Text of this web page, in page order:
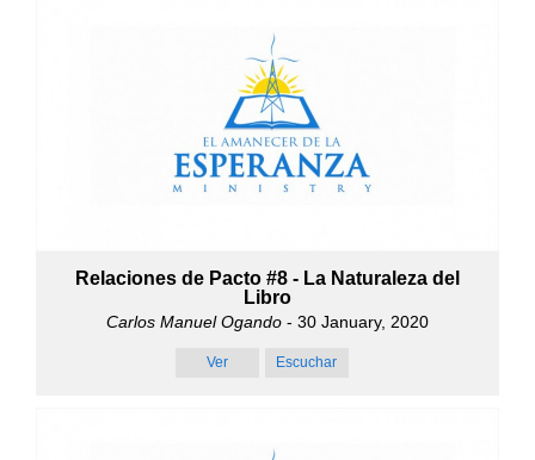
Relaciones de Pacto #8 - La Naturaleza del
Libro
Carlos Manuel Ogando - 30 January, 2020
Ver Escuchar